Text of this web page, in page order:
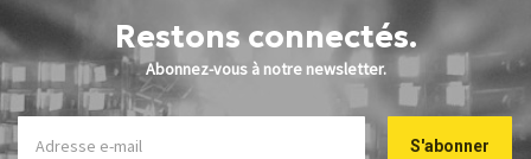
Restons connectés.
Abonnez-vous à notre newsletter.